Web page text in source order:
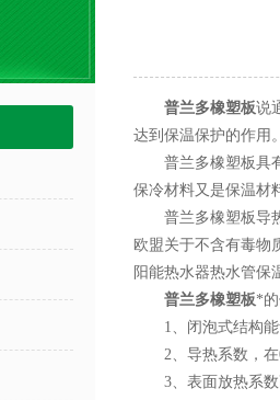
普兰多橡塑板说
达到保温保护的作用
普兰多橡塑板具有
保冷材料又是保温材
普兰多橡塑板导热
欧盟关于不含有毒物
阳能热水器热水管保
普兰多橡塑板*的
1、闭泡式结构能
2、导热系数，在
3、表面放热系数